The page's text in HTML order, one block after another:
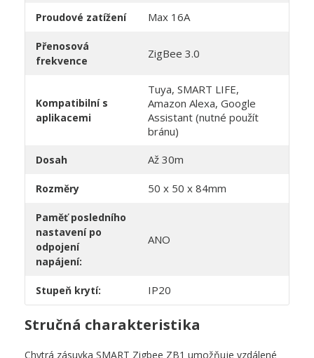
Proudové zatížení Max 16A
Přenosová
frekvence
ZigBee 3.0
Kompatibilní s
aplikacemi
Tuya, SMART LIFE,
Amazon Alexa, Google
Assistant (nutné použít
bránu)
Dosah Až 30m
Rozměry 50 x 50 x 84mm
Paměť posledního
nastavení po
odpojení
napájení:
ANO
Stupeň krytí: IP20
Stručná charakteristika
Chytrá zásuvka SMART Zigbee ZB1 umožňuje vzdálené